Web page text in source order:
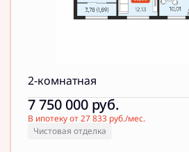
2-комнатная
7 750 000 руб.
В ипотеку от 27 833 руб./мес.
Чистовая отделка